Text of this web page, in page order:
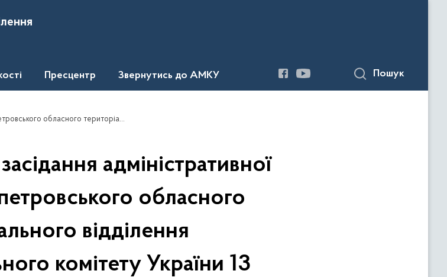
Пресцентр Звернутись до АМКУ Пошук
Антимонопольного комітету України 13 листопада 2015 року:
адміністративної
обласного
відділення
комітету України 13